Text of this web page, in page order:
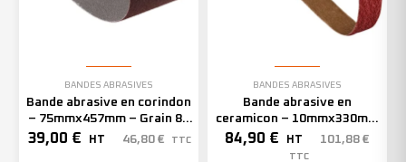
BANDES ABRASIVES
Bande abrasive en corindon
– 75mmx457mm – Grain 80
– 301410 (x20)
39,00 € HT 46,80 € TTC
BANDES ABRASIVES
Bande abrasive en
ceramicon – 10mmx330mm
– Grain 80 – 333003 (x50)
84,90 € HT 101,88 €
TTC